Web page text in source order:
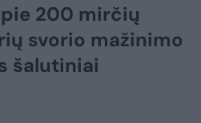
200 mirčių
svorio mažinimo
šalutiniai